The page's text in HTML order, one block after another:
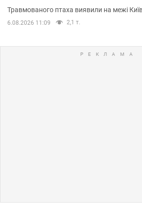
Травмованого птаха виявили на межі
6.08.2026 11:09 2,1 т.